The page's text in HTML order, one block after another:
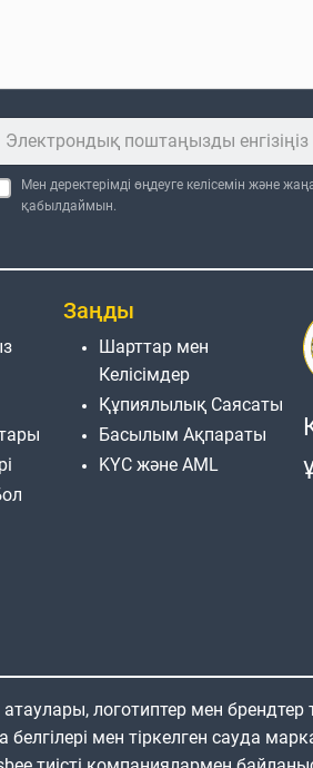
Мен деректерімді өңдеуге келісемін және
қабылдаймын.
Заңды
Шарттар мен
Келісімдер
Құпиялылық Саясаты
Басылым Ақпараты
KYC және AML
атаулары, логотиптер мен
белгілері мен тіркелген сауда